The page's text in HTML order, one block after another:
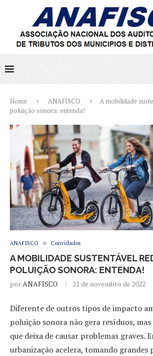
Home ANAFISCO
A mobilidade
poluição sonora: entenda!
ANAFISCO Convidados
A MOBILIDADE SUSTENTÁVEL
POLUIÇÃO SONORA: ENTENDA!
porANAFISCO 22 de novembro de 2022
Diferente de outros tipos de impacto
poluição sonora não gera resíduos,
que deixa de causar problemas graves.
urbanização acelera, tomando grandes